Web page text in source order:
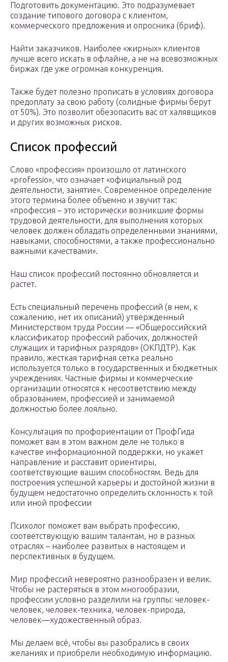
Подготовить документацию. Это подразумевает
создание типового договора с клиентом,
коммерческого предложения и опросника (бриф).
Найти заказчиков. Наиболее «жирных» клиентов
лучше всего искать в офлайне, а не на всевозможных
биржах где уже огромная конкуренция.
Также будет полезно прописать в условиях договора
предоплату за свою работу (солидные фирмы берут
от 50%). Это позволит обезопасить вас от халявщиков
и других возможных рисков.
Список профессий
Слово «профессия» произошло от латинского
«professio», что означает «официальный род
деятельности, занятие». Современное определение
этого термина более объемно и звучит так:
«профессия – это исторически возникшие формы
трудовой деятельности, для выполнения которых
человек должен обладать определенными знаниями,
навыками, способностями, а также профессионально
важными качествами».
Наш список профессий постоянно обновляется и
растет.
Есть специальный перечень профессий (в нем, к
сожалению, нет их описаний) утвержденный
Министерством труда России — «Общероссийский
классификатор профессий рабочих, должностей
служащих и тарифных разрядов» (ОКПДТР). Как
правило, жесткая тарифная сетка реально
используется только в государственных и бюджетных
учреждениях. Частные фирмы и коммерческие
организации относятся к несоответствию между
образованием, профессией и занимаемой
должностью более лояльно.
Консультация по профориентации от ПрофГида
поможет вам в этом важном деле не только в
качестве информационной поддержки, но укажет
направление и расставит ориентиры,
соответствующие вашим способностям. Ведь для
построения успешной карьеры и достойной жизни в
будущем недостаточно определить склонность к той
или иной профессии
Психолог поможет вам выбрать профессию,
соответствующую вашим талантам, но в разных
отраслях – наиболее развитых в настоящем и
перспективных в будущем.
Мир профессий невероятно разнообразен и велик.
Чтобы не растеряться в этом многообразии,
профессии условно разделили на группы: человек-
человек, человек-техника, человек-природа,
человек—художественный образ.
Мы делаем всё, чтобы вы разобрались в своих
желаниях и приобрели необходимую информацию.